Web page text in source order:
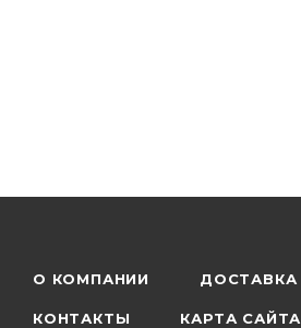
О КОМПАНИИ ДОСТАВКА
КОНТАКТЫ КАРТА САЙТА